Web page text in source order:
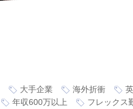
大手企業 海外折衝
年収600万以上 フレックス